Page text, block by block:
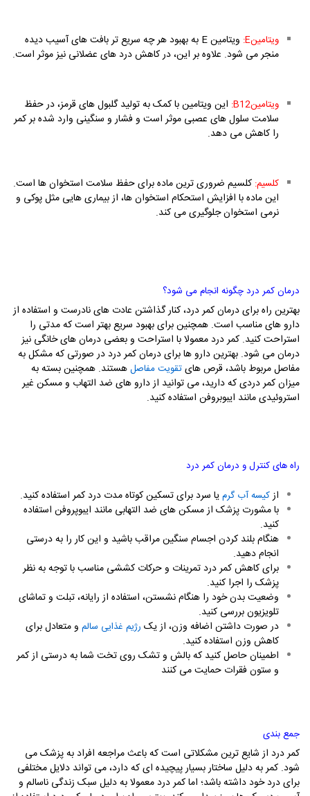
Eویتامین : ویتامینE به بهبود هر چه سریع تر بافت های آسیب دیده
منجر می شود. علاوه بر این، در کاهش درد های عضلانی نیز موثر است.
B12ویتامین : این ویتامین با کمک به تولید گلبول های قرمز، در حفظ
سلامت سلول های عصبی موثر است و فشار و سنگینی وارد شده بر کمر
را کاهش می دهد.
کلسیم: کلسیم ضروری ترین ماده برای حفظ سلامت استخوان ها است.
این ماده با افزایش استحکام استخوان ها، از بیماری هایی مثل پوکی و
نرمی استخوان جلوگیری می کند.
درمان کمر درد چگونه انجام می شود؟
بهترین راه برای درمان کمر درد، کنار گذاشتن عادت های نادرست و استفاده از
دارو های مناسب است. همچنین برای بهبود سریع بهتر است که مدتی را
استراحت کنید. کمر درد معمولا با استراحت و بعضی درمان های خانگی نیز
درمان می شود. بهترین دارو ها برای درمان کمر درد در صورتی که مشکل به
مفاصل مربوط باشد، قرص هایتقویت مفاصلهستند. همچنین بسته به
میزان کمر دردی که دارید، می توانید از دارو های ضد التهاب و مسکن غیر
استروئیدی مانند ایبوبروفن استفاده کنید.
راه های کنترل و درمان کمر درد
ازکیسه آب گرمیا سرد برای تسکین کوتاه مدت درد کمر استفاده کنید.
با مشورت پزشک از مسکن های ضد التهابی مانند ایبوپروفن استفاده
کنید.
هنگام بلند کردن اجسام سنگین مراقب باشید و این کار را به درستی
انجام دهید.
برای کاهش کمر درد تمرینات و حرکات کششی مناسب با توجه به نظر
پزشک را اجرا کنید.
وضعیت بدن خود را هنگام نشستن، استفاده از رایانه، تبلت و تماشای
تلویزیون بررسی کنید.
در صورت داشتن اضافه وزن، از یک رژیم غذایی سالم و متعادل برای
کاهش وزن استفاده کنید.
اطمینان حاصل کنید که بالش و تشک روی تخت شما به درستی از کمر
و ستون فقرات حمایت می کنند
جمع بندی
کمر درد از شایع ترین مشکلاتی است که باعث مراجعه افراد به پزشک می
شود. کمر به دلیل ساختار بسیار پیچیده ای که دارد، می تواند دلایل مختلفی
برای درد خود داشته باشد؛ اما کمر درد معمولا به دلیل سبک زندگی ناسالم و